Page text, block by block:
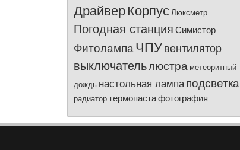
ДрайверКорпусЛюксметр
Погодная станцияСимистор
ФитолампаЧПУвентилятор
выключательлюстра метеоритный
дождь настольная лампаподсветка
радиатортермопастафотография